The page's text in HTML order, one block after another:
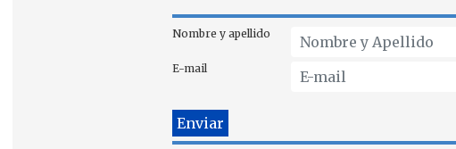
Nombre y apellido
E-mail